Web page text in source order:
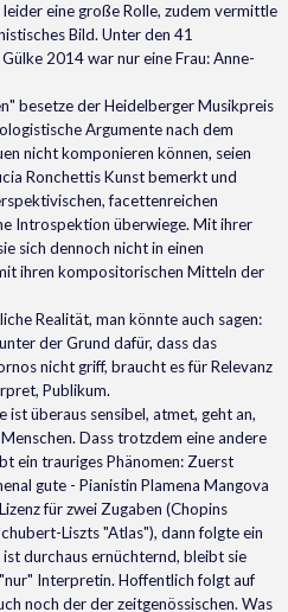
eine große Rolle, zudem vermittle
Bild. Unter den 41
2014 war nur eine Frau: Anne-
besetze der Heidelberger Musikpreis
Argumente nach dem
nicht komponieren können, seien
Ronchettis Kunst bemerkt und
facettenreichen
Introspektion überwiege. Mit ihrer
sich dennoch nicht in einen
ihren kompositorischen Mitteln der
Realität, man könnte auch sagen:
der Grund dafür, dass das
nicht griff, braucht es für Relevanz
Publikum.
ist überaus sensibel, atmet, geht an,
Dass trotzdem eine andere
ein trauriges Phänomen: Zuerst
gute - Pianistin Plamena Mangova
für zwei Zugaben (Chopins
Liszts "Atlas"), dann folgte ein
durchaus ernüchternd, bleibt sie
Interpretin. Hoffentlich folgt auf
noch der der zeitgenössischen. Was